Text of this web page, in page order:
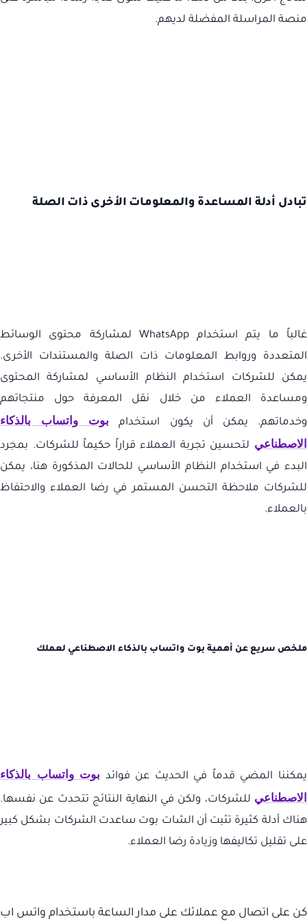
منصة المراسلة المفضلة لديهم.
تبادل أدلة المساعدة والمعلومات الأخرى ذات الصلة
غالباً ما يتم استخدامWhatsApp لمشاركة محتوى الوسائط
المتعددة وروابط المعلومات ذات الصلة والمستندات الأخرى.
يمكن للشركات استخدام النظام الأساسي لمشاركة المحتوى
ومساعدة العملاء من خلال نقل المعرفة حول منتجاتهم
وخدماتهم. يمكن أن يكون استخدام بوت واتساب بالذكاء
الاصطناعي لتحسين تجربة العملاء قراراً حكيماً للشركات. بمجرد
البدء في استخدام النظام الأساسي للحالات المذكورة هنا، يمكن
للشركات ملاحظة التحسن المستمر في رضا العملاء والاحتفاظ
بالعملاء.
ملخص سريع عن أهمية بوت واتساب بالذكاء الاصطناعي لعملك
يمكننا المضي قدماً في الحديث عن فوائد بوت واتساب بالذكاء
الاصطناعي للشركات، ولكن في النهاية النتائج تتحدث عن نفسها.
هناك أدلة كثيرة تثبت أن الشات بوت ساعدت الشركات بشكل كبير
على تقليل تكاليفها وزيادة رضا العملاء.
كن على اتصال مع عملائك على مدار الساعة باستخدام واتس اب